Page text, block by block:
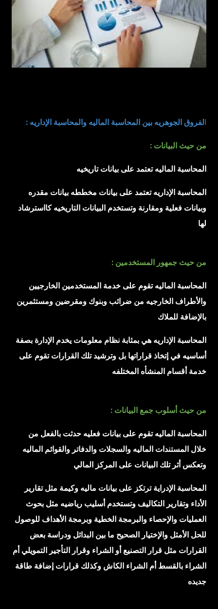
تعريفات اخرى عن المحاسبه المالية : تعد المحاسبة المالية بمثابة
وسيلة لتوفير المعلومات المالية للادارة وللغير حتى تمكنهم من اتخاذ
قراراتهم الاقتصادية ، ويتمثل فى اصحاب الشركة ، والمستثمرين
والنقابات العمالية ، والغرف التجارية ، والهيئات الحكومية المختلفة.
كما تفيد المحاسبة فى إد...
الفروق الجوهريه بين المحاسبة الماليه والمحاسبة الإداريه :
من حيث البيانات :
المحاسبة الماليه تعتمد على بيانات تاريخيه
المحاسبة الإداريه تعتمد على بيانات مخططه بيانات مقدره
وبيانات فعلية ومقارنة وتستخدم البيانات التاريخيه كااسترشاد
لها
من حيث جمهور المستخدمين :
المحاسبة الماليه تقوم على خدمة المستخدمين الخارجيين
والأطراف الخارجيه من ضرائب وبنوك ومقرضين ومستثمرين
بالإضافة للملاك
المحاسبة الإداريه هي بمثابة نظام معلومات يخدم الإدارة بصفة
أساسيه في إتخاذ قراراتها بل وترشيد تلك القرارات تقوم على
خدمة أقسام المنشأه المختلفه
من حيث أسلوب جمع البيانات :
المحاسبة الماليه تقوم على بيانات فعليه حدثت بالفعل من
خلال المستندات الماليه والسجلات والدفاتر والقوائم الماليه
وتعكس أثر تلك البيانات على المركز المالي
المحاسبة الإدراية ترتكز على بيانات ماليه وكيمة مثل تقارير
الأداء وتقارير التكاليف وتستخدم أسليب رياضيه مثل بحوث
العمليات والإحصاء والبرمجة الخطية وبرمجة الأهداف للوصول
للحل الأمثل والإختيار الصحيح ما بين البدائل ودراسة بعض
القرارات مثل قرار التصنيع أو الشراء وقرار التأجير التمويلي أم
الشراء بالقسط أم الشراء الكاش وكذلك قرارات إضافة طاقة
جديده